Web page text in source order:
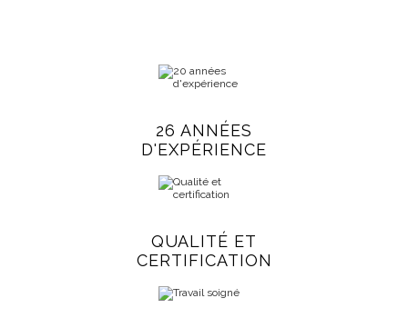
26 ANNÉES
D'EXPÉRIENCE
QUALITÉ ET
CERTIFICATION